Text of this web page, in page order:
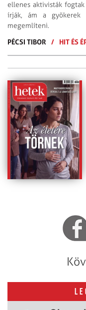
ellenes aktivisták
írják, ám a gyökerek
megemlíteni.
PÉCSI TIBOR
/ HIT ÉS